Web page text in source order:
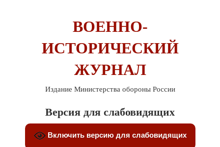
ВОЕННО-
ИСТОРИЧЕСКИЙ
ЖУРНАЛ
Издание Министерства обороны России
Версия для слабовидящих
Включить версию для слабовидящих